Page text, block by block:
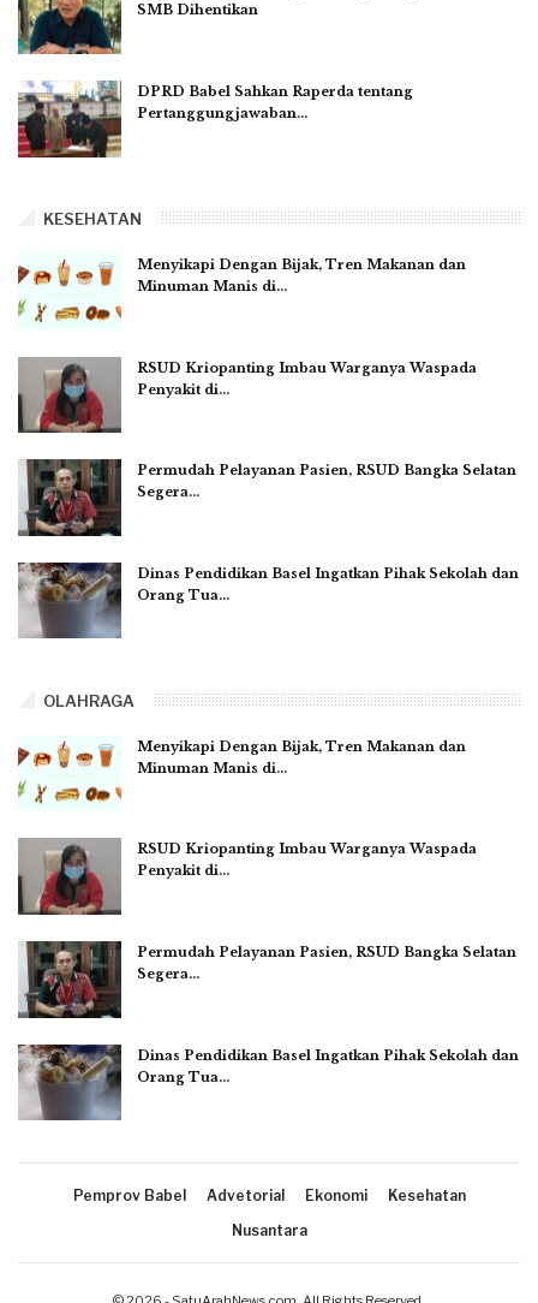
SMB Dihentikan
DPRD Babel Sahkan Raperda tentang
Pertanggungjawaban…
KESEHATAN
Menyikapi Dengan Bijak, Tren Makanan dan
Minuman Manis di…
RSUD Kriopanting Imbau Warganya Waspada
Penyakit di…
Permudah Pelayanan Pasien, RSUD Bangka Selatan
Segera…
Dinas Pendidikan Basel Ingatkan Pihak Sekolah dan
Orang Tua…
OLAHRAGA
Menyikapi Dengan Bijak, Tren Makanan dan
Minuman Manis di…
RSUD Kriopanting Imbau Warganya Waspada
Penyakit di…
Permudah Pelayanan Pasien, RSUD Bangka Selatan
Segera…
Dinas Pendidikan Basel Ingatkan Pihak Sekolah dan
Orang Tua…
Pemprov Babel Advetorial Ekonomi
Kesehatan
Nusantara